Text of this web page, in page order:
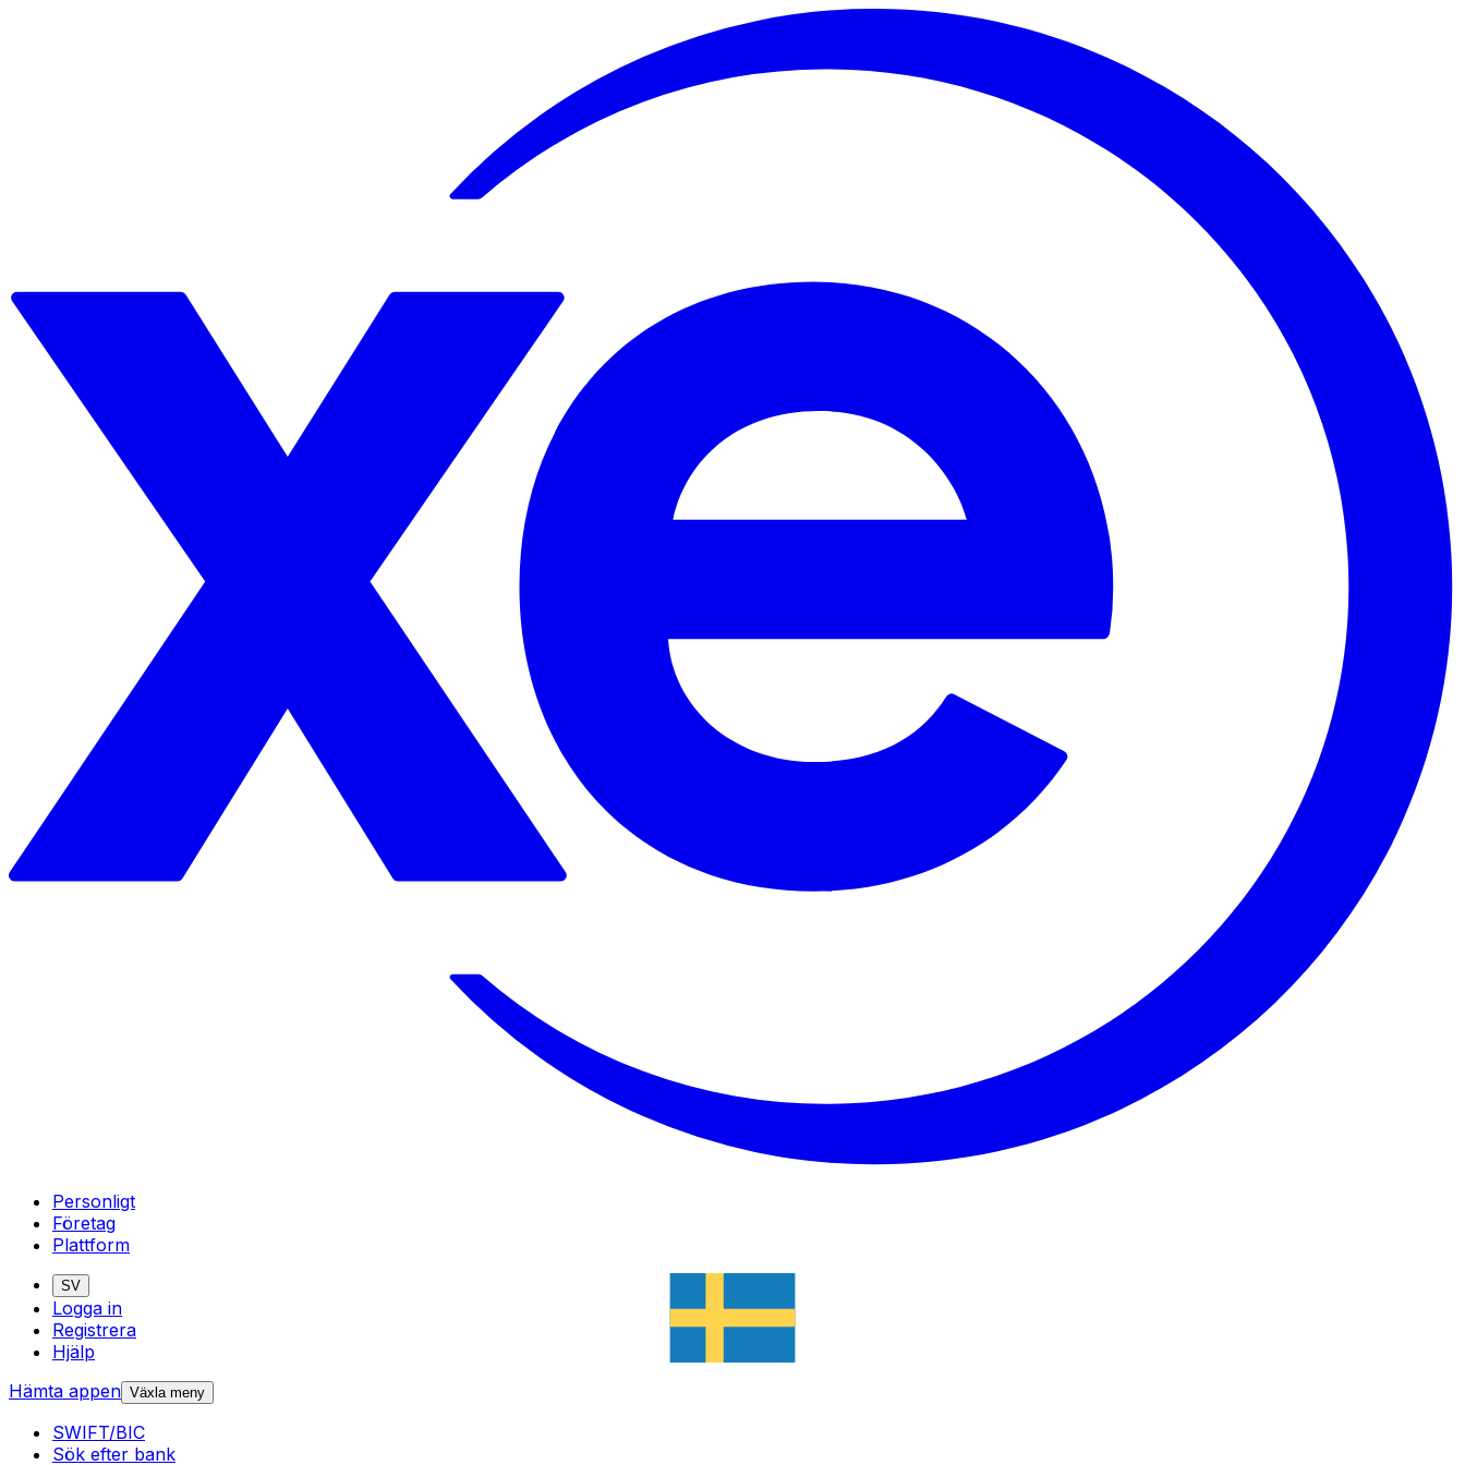
Personligt
Företag
Plattform
SV
Logga in
Registrera
Hjälp
Hämta appen Växla meny
SWIFT/BIC
Sök efter bank